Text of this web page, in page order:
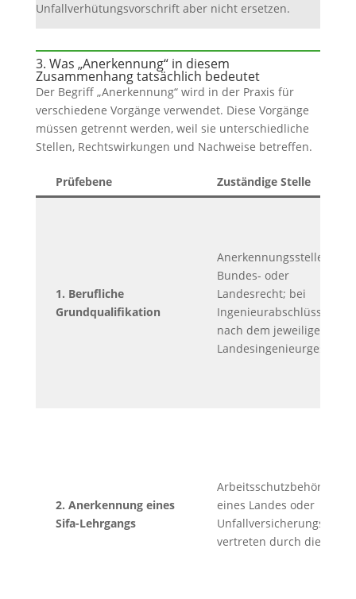
Unfallverhütungsvorschrift aber nicht ersetzen.
3. Was „Anerkennung“ in diesem
Zusammenhang tatsächlich bedeutet
Der Begriff „Anerkennung“ wird in der Praxis für
verschiedene Vorgänge verwendet. Diese Vorgänge
müssen getrennt werden, weil sie unterschiedliche
Stellen, Rechtswirkungen und Nachweise betreffen.
Prüfebene Zuständige Stelle
1. Berufliche
Grundqualifikation
Anerkennungsstelle nach
Bundes- oder
Landesrecht; bei
Ingenieurabschlüssen
nach dem jeweiligen
Landesingenieurgesetz
2. Anerkennung eines
Sifa-Lehrgangs
Arbeitsschutzbehörde
eines Landes oder
vertreten durch die DGUV